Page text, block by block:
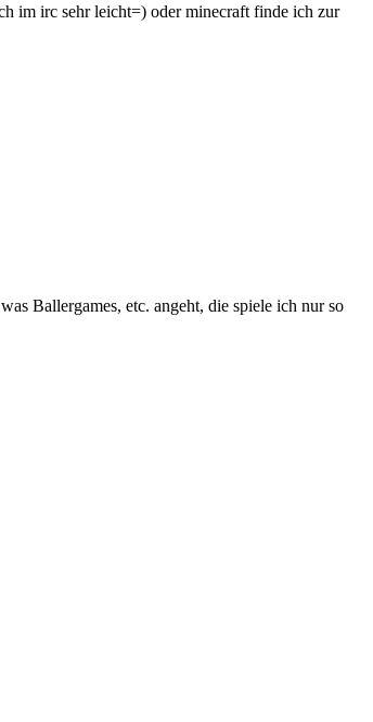
im irc sehr leicht=) oder minecraft finde ich zur
Ballergames, etc. angeht, die spiele ich nur so